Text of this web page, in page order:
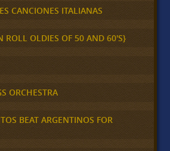
CANCIONES ITALIANAS
ROLL OLDIES OF 50 AND 60'S}
ORCHESTRA
BEAT ARGENTINOS FOR